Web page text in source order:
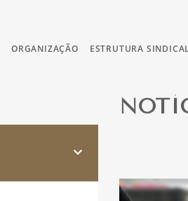
ORGANIZAÇÃO ESTRUTURA